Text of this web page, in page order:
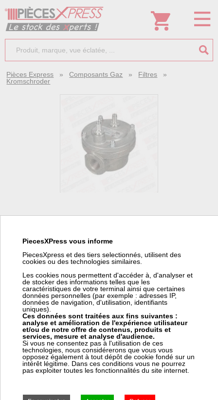
Pièces Express »Composants Gaz » Filtres »
Kromschroder
Code article Pièces Express:421544
Prix: Prix pro, connectez vous
257,54 € HT
309,05 € TTC
± 4 jours ouvrés
PiecesXPress vous informe
PiecesXpress et des tiers selectionnés, utilisent des
cookies ou des technologies similaires.
Les cookies nous permettent d'accéder à, d'analyser et
de stocker des informations telles que les
caractéristiques de votre terminal ainsi que certaines
données personnelles (par exemple : adresses IP,
données de navigation, d'utilisation, identifiants
uniques).
Ces données sont traitées aux fins suivantes :
analyse et amélioration de l'expérience utilisateur
et/ou de notre offre de contenus, produits et
services, mesure et analyse d'audience.
Si vous ne consentez pas à l'utilisation de ces
technologies, nous considérerons que vous vous
opposez également à tout dépôt de cookie fondé sur un
intérêt légitime. Dans ces conditions vous ne pourrez
pas exploiter toutes les fonctionnalités du site internet.